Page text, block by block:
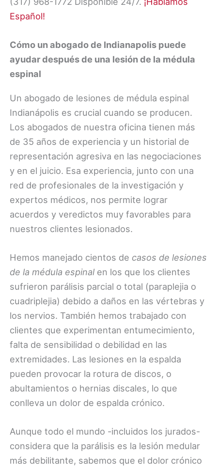
Español!
Cómo un abogado de Indianapolis puede
ayudar después de una lesión de la médula
espinal
Un abogado de lesiones de médula espinal
Indianápolis es crucial cuando se producen.
Los abogados de nuestra oficina tienen más
de 35 años de experiencia y un historial de
representación agresiva en las negociaciones
y en el juicio. Esa experiencia, junto con una
red de profesionales de la investigación y
expertos médicos, nos permite lograr
acuerdos y veredictos muy favorables para
nuestros clientes lesionados.
Hemos manejado cientos de casos de lesiones
de la médula espinal en los que los clientes
sufrieron parálisis parcial o total (paraplejia o
cuadriplejia) debido a daños en las vértebras y
los nervios. También hemos trabajado con
clientes que experimentan entumecimiento,
falta de sensibilidad o debilidad en las
extremidades. Las lesiones en la espalda
pueden provocar la rotura de discos, o
abultamientos o hernias discales, lo que
conlleva un dolor de espalda crónico.
Aunque todo el mundo -incluidos los jurados-
considera que la parálisis es la lesión medular
más debilitante, sabemos que el dolor crónico